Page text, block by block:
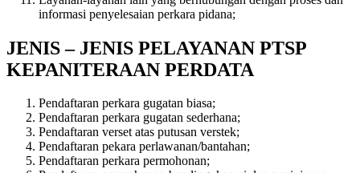
informasi penyelesaian perkara pidana;
JENIS – JENIS PELAYANAN PTSP
KEPANITERAAN PERDATA
Pendaftaran perkara gugatan biasa;
Pendaftaran perkara gugatan sederhana;
Pendaftaran verset atas putusan verstek;
Pendaftaran pekara perlawanan/bantahan;
Pendaftaran perkara permohonan;